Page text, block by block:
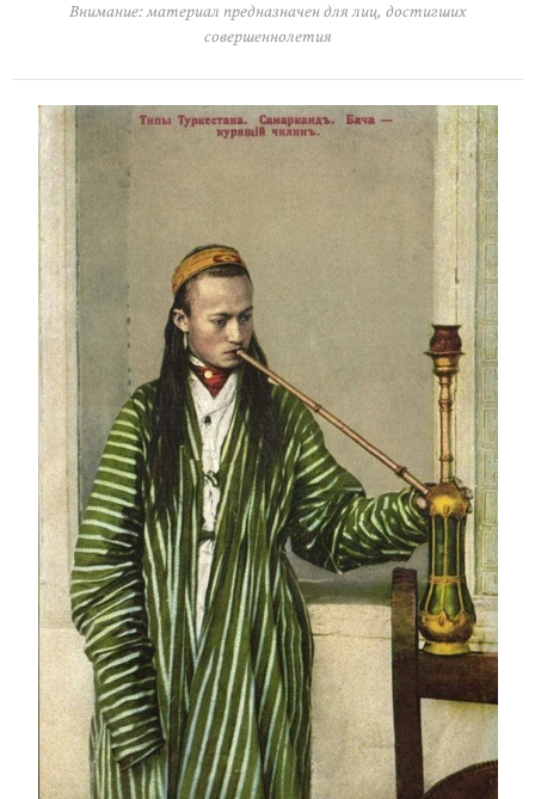
Внимание: материал предназначен для лиц, достигших
совершеннолетия